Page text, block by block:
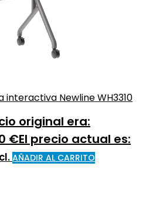
Newline WH3310
original era:
€El precio actual es:
AÑADIR AL CARRITO